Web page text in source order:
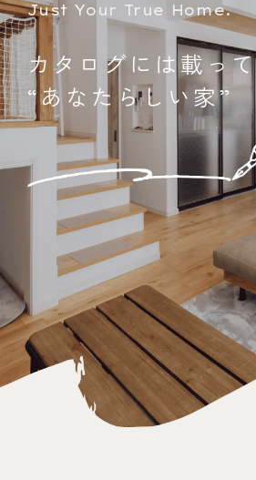
Just Your True Home.
カタ ロ グに は載って
“あ な た らし い家”